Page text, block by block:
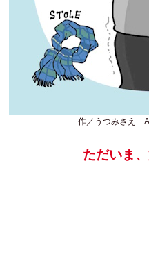
作／うつみさえ
ただいま